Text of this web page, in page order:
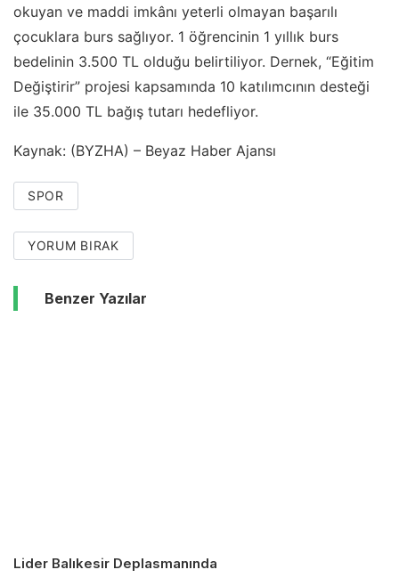
okuyan ve maddi imkânı yeterli olmayan başarılı
çocuklara burs sağlıyor. 1 öğrencinin 1 yıllık burs
bedelinin 3.500 TL olduğu belirtiliyor. Dernek, “Eğitim
Değiştirir” projesi kapsamında 10 katılımcının desteği
ile 35.000 TL bağış tutarı hedefliyor.
Kaynak: (BYZHA) – Beyaz Haber Ajansı
SPOR
YORUM BIRAK
Benzer Yazılar
Lider Balıkesir Deplasmanında